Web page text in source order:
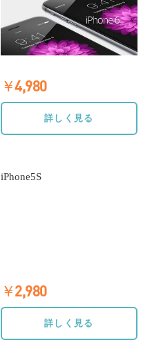
￥4,980
詳しく見る
iPhone5S
￥2,980
詳しく見る